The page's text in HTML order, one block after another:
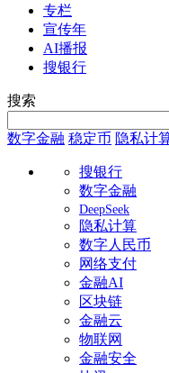
专栏
宣传年
AI播报
搜银行
搜索
数字金融 稳定币 隐私计
搜银行
数字金融
DeepSeek
隐私计算
数字人民币
网络支付
金融AI
区块链
金融云
物联网
金融安全